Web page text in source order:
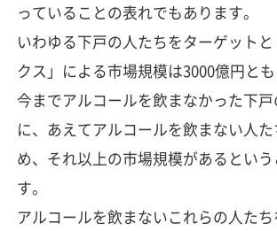
っていることの表れでもあります。
いわゆる下戸の人たちをターゲット
クス」による市場規模は3000億円とも
今までアルコールを飲まなかった下
に、あえてアルコールを飲まない人
め、それ以上の市場規模があるとい
す。
アルコールを飲まないこれらの人た